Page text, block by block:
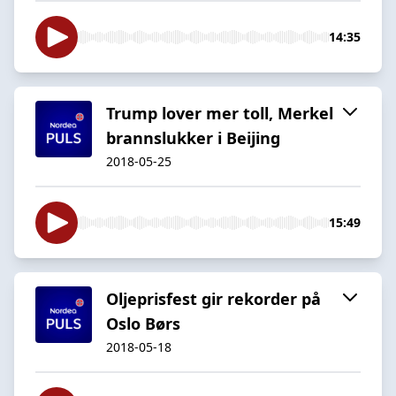
14:35
Trump lover mer toll, Merkel
brannslukker i Beijing
2018-05-25
15:49
Oljeprisfest gir rekorder på
Oslo Børs
2018-05-18